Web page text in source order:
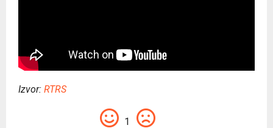
Izvor: RTRS
1